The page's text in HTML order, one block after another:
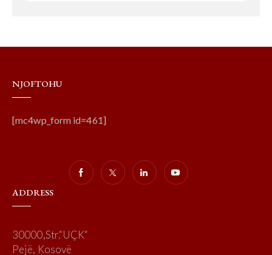
NJOFTOHU
[mc4wp_form id=461]
ADDRESS
30000,Str.“UÇK“
Pejë, Kosovë